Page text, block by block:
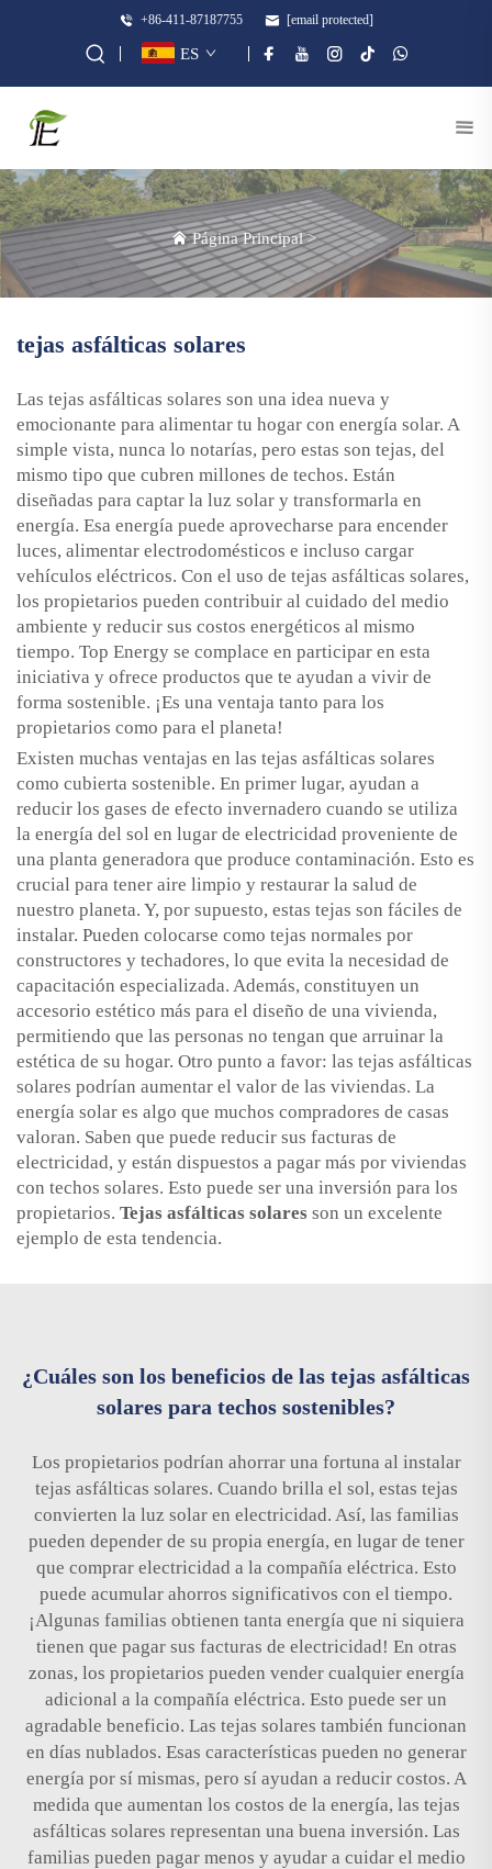
+86-411-87187755 [email protected]
ES
Página Principal>
tejas asfálticas solares
Las tejas asfálticas solares son una idea nueva y
emocionante para alimentar tu hogar con energía solar. A
simple vista, nunca lo notarías, pero estas son tejas, del
mismo tipo que cubren millones de techos. Están
diseñadas para captar la luz solar y transformarla en
energía. Esa energía puede aprovecharse para encender
luces, alimentar electrodomésticos e incluso cargar
vehículos eléctricos. Con el uso de tejas asfálticas solares,
los propietarios pueden contribuir al cuidado del medio
ambiente y reducir sus costos energéticos al mismo
tiempo. Top Energy se complace en participar en esta
iniciativa y ofrece productos que te ayudan a vivir de
forma sostenible. ¡Es una ventaja tanto para los
propietarios como para el planeta!
Existen muchas ventajas en las tejas asfálticas solares
como cubierta sostenible. En primer lugar, ayudan a
reducir los gases de efecto invernadero cuando se utiliza
la energía del sol en lugar de electricidad proveniente de
una planta generadora que produce contaminación. Esto es
crucial para tener aire limpio y restaurar la salud de
nuestro planeta. Y, por supuesto, estas tejas son fáciles de
instalar. Pueden colocarse como tejas normales por
constructores y techadores, lo que evita la necesidad de
capacitación especializada. Además, constituyen un
accesorio estético más para el diseño de una vivienda,
permitiendo que las personas no tengan que arruinar la
estética de su hogar. Otro punto a favor: las tejas asfálticas
solares podrían aumentar el valor de las viviendas. La
energía solar es algo que muchos compradores de casas
valoran. Saben que puede reducir sus facturas de
electricidad, y están dispuestos a pagar más por viviendas
con techos solares. Esto puede ser una inversión para los
propietarios. Tejas asfálticas solares son un excelente
ejemplo de esta tendencia.
¿Cuáles son los beneficios de las tejas asfálticas
solares para techos sostenibles?
Los propietarios podrían ahorrar una fortuna al instalar
tejas asfálticas solares. Cuando brilla el sol, estas tejas
convierten la luz solar en electricidad. Así, las familias
pueden depender de su propia energía, en lugar de tener
que comprar electricidad a la compañía eléctrica. Esto
puede acumular ahorros significativos con el tiempo.
¡Algunas familias obtienen tanta energía que ni siquiera
tienen que pagar sus facturas de electricidad! En otras
zonas, los propietarios pueden vender cualquier energía
adicional a la compañía eléctrica. Esto puede ser un
agradable beneficio. Las tejas solares también funcionan
en días nublados. Esas características pueden no generar
energía por sí mismas, pero sí ayudan a reducir costos. A
medida que aumentan los costos de la energía, las tejas
asfálticas solares representan una buena inversión. Las
familias pueden pagar menos y ayudar a cuidar el medio